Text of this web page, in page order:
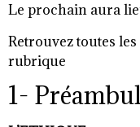
Le prochain aura
Retrouvez toutes
rubrique
1-